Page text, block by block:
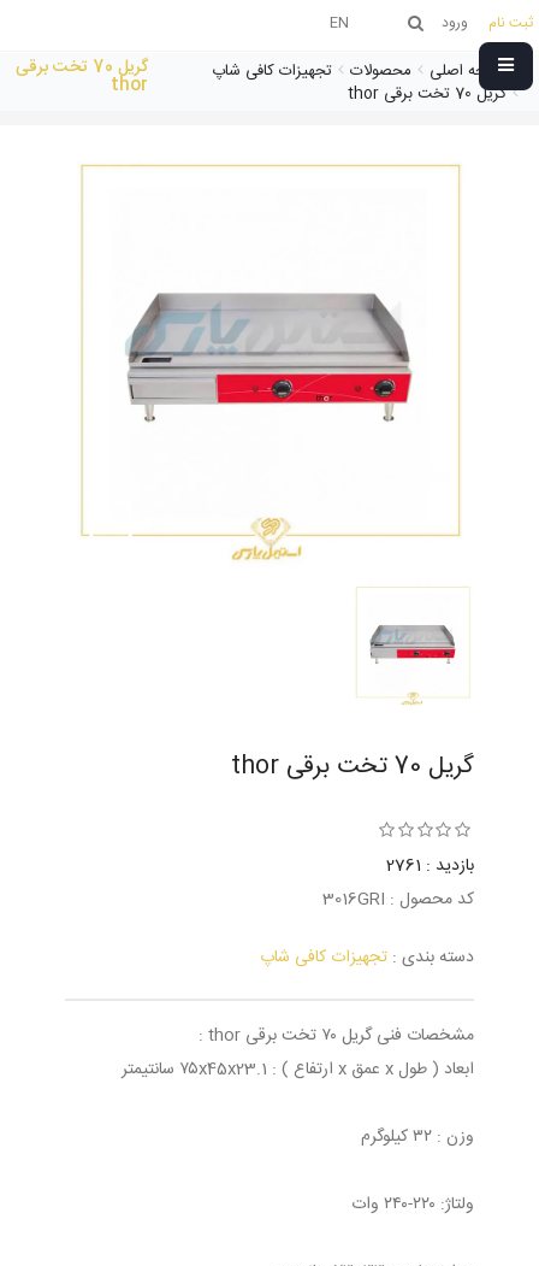
ثبت نام ورود EN
صفحه اصلی محصولات
تجهیزات کافی شاپ
گریل 70 تخت برقی thor
گریل 70 تخت برقی
thor
گریل 70 تخت برقی thor
بازدید : 2761
کد محصول : 3016GRI
دسته بندی : تجهیزات کافی شاپ
مشخصات فنی گریل ۷۰ تخت برقی thor :
ابعاد ( طول x عمق x ارتفاع ) : ۷۵x45x23.1 سانتیمتر
وزن : ۳۲ کیلوگرم
ولتاژ: ۲۲۰-۲۴۰ وات